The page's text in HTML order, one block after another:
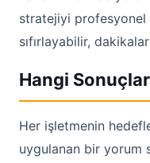
stratejiyi profesyonel
sıfırlayabilir,
Hangi
Her işletmenin
uygulanan bir yorum